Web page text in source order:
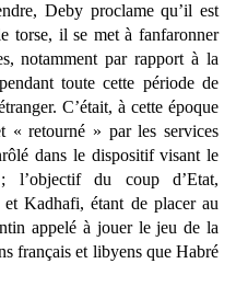
Deby proclame qu’il est
torse, il se met à fanfaronner
notamment par rapport à la
toute cette période de
C’était, à cette époque
« retourné » par les services
dans le dispositif visant le
l’objectif du coup d’Etat,
Kadhafi, étant de placer au
appelé à jouer le jeu de la
français et libyens que Habré